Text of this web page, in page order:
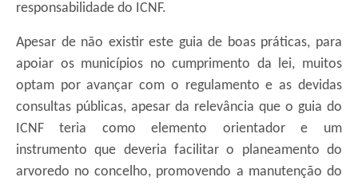
responsabilidade do ICNF.
Apesar de não existir este guia de boas práticas, para
apoiar os municípios no cumprimento da lei, muitos
optam por avançar com o regulamento e as devidas
consultas públicas, apesar da relevância que o guia do
ICNF teria como elemento orientador e um
instrumento que deveria facilitar o planeamento do
arvoredo no concelho, promovendo a manutenção do